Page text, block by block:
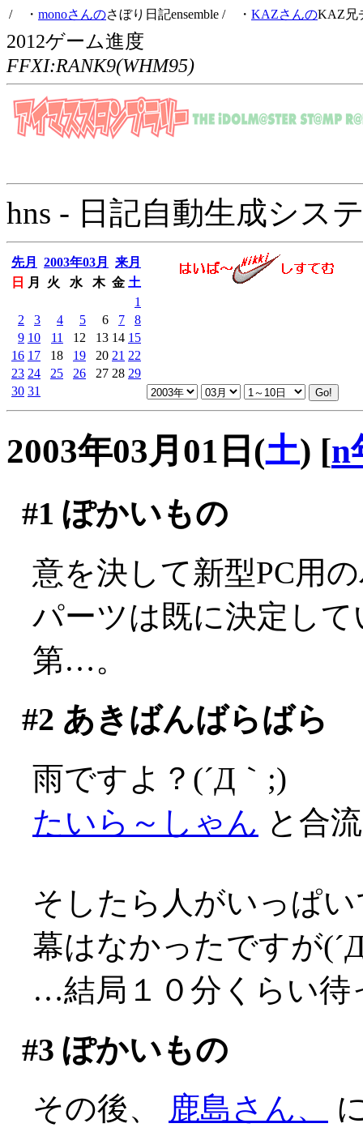
/ ・ monoさんのさぼり日記ensemble / ・ KAZさんのKAZ兄
2012ゲーム進度
FFXI:RANK9(WHM95)
hns - 日記自動生成シス
先月 2003年03月
来月
日
月 火 水 木 金 土
1
2
3 4 5 6 7
8
9 10 11 12 13 14 15
16 17 18 19 20 21 22
23 24 25 26 27 28 29
30 31
2003年03月01日(土) [n
#1 ぽかいもの
意を決して新型PC用
パーツは既に決定し
第…。
#2 あきばんばらばら
雨ですよ？(´Д｀;)
たいら～しゃん と合
そしたら人がいっぱ
幕はなかったですが
…結局１０分くらい待
#3 ぽかいもの
その後、 鹿島さん、